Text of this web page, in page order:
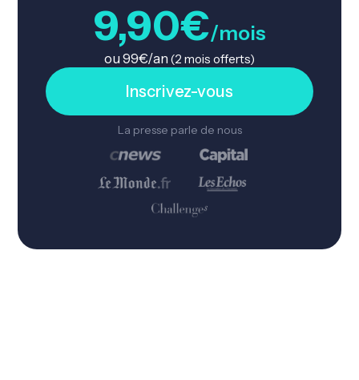
9,90€/mois
ou 99€/an (2 mois offerts)
Inscrivez-vous
La presse parle de nous